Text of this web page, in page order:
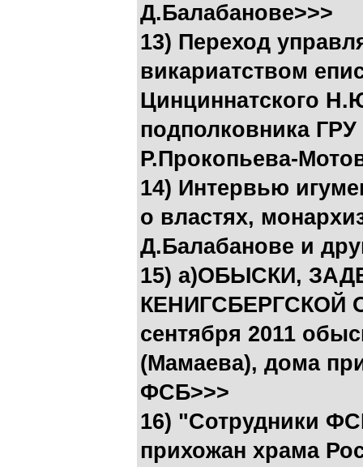
Д.Балабанове>>>
13) Переход
викариатством
Цинциннатского
подполковника
Р.Прокопьева-
14) Интервью
о властях,
Д.Балабанове и
15) а)ОБЫСКИ,
сентября 2011
(Мамаева), дома
ФСБ>>>
16) "Сотрудники
прихожан храма